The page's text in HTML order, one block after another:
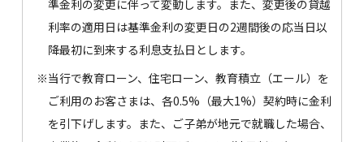
準金利の変更に伴って変動します。また、変更後の貸越
利率の適用日は基準金利の変更日の2週間後の応当日以
降最初に到来する利息支払日とします。
※当行で教育ローン、住宅ローン、教育積立（エール）を
ご利用のお客さまは、各0.5%（最大1%）契約時に金利
を引下げします。また、ご子弟が地元で就職した場合、